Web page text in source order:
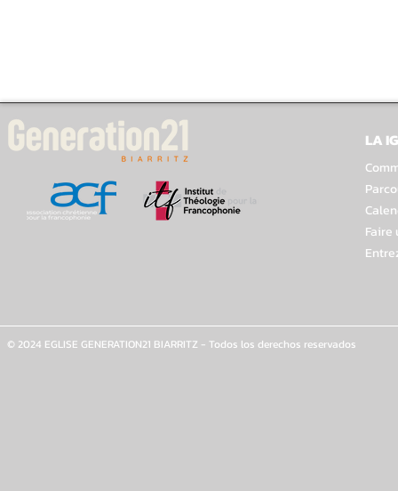
LA
Faire
© 2024 EGLISE GENERATION21 BIARRITZ - Todos los derechos reservados